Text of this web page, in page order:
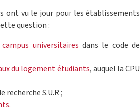
ont vu le jour pour les établissements
question :
universitaires dans le code de
du logement étudiants, auquel la CPU
recherche S.U.R ;